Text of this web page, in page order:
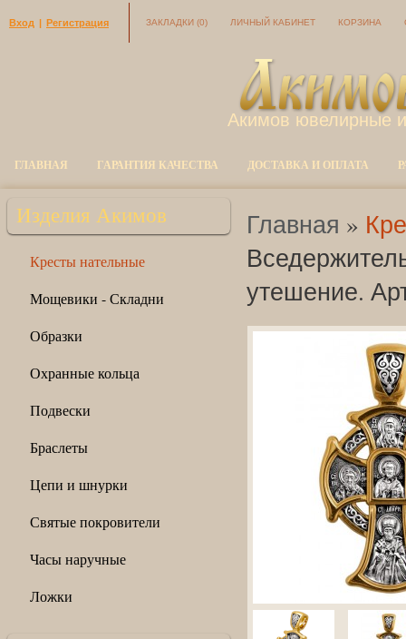
Вход | Регистрация ЗАКЛАДКИ (0) ЛИЧНЫЙ КАБИНЕТ КОРЗИНА
Акимов ювелирные
ГЛАВНАЯ ГАРАНТИЯ КАЧЕСТВА ДОСТАВКА И ОПЛАТА
Изделия Акимов
Кресты нательные
Мощевики - Складни
Образки
Охранные кольца
Подвески
Браслеты
Цепи и шнурки
Святые покровители
Часы наручные
Ложки
Главная »
утешение.